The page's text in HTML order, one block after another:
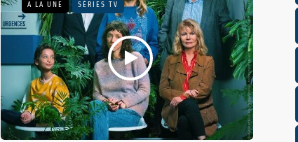
A LA UNE SÉRIES TV